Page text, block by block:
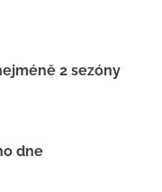
2 sezóny
dne